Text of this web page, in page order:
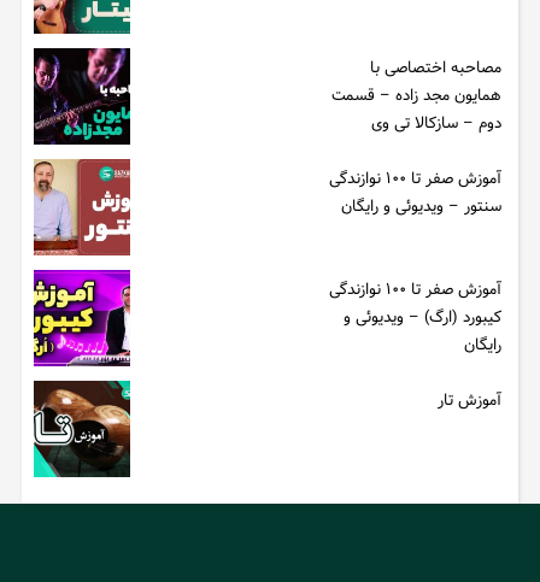
مصاحبه اختصاصی با
همایون مجد زاده – قسمت
دوم – سازکالا تی وی
آموزش صفر تا ۱۰۰ نوازندگی
سنتور – ویدیوئی و رایگان
آموزش صفر تا ۱۰۰ نوازندگی
کیبورد (ارگ) – ویدیوئی و
رایگان
آموزش تار